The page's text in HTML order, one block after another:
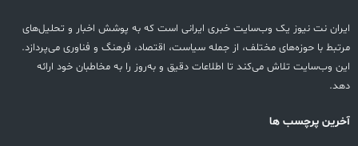
ایران نت نیوز یک وب‌سایت خبری ایرانی است که به پوشش اخبار و تحلیل‌های
مرتبط با حوزه‌های مختلف، از جمله سیاست، اقتصاد، فرهنگ و فناوری می‌پردازد.
این وب‌سایت تلاش می‌کند تا اطلاعات دقیق و به‌روز را به مخاطبان خود ارائه
دهد.
آخرین پرچسب ها